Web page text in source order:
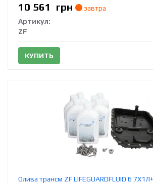
10 561 грн
завтра
Артикул:
ZF
КУПИТЬ
Олива трансм ZF LIFEGUARDFLUID 6